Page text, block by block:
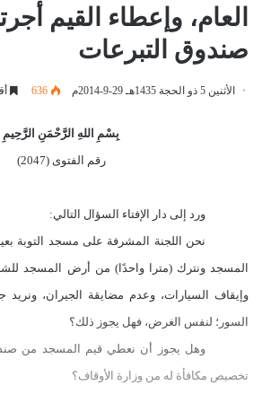
العام، وإعطاء القيم
صندوق التبرعات
الأثنين 5 ذو الحجة 1435هـ 29-9-2014م 636
بِسْمِ اللهِ الرَّحْمَنِ الرَّحِيمِ
رقم الفتوى (2047)
ورد إلى دار الإفتاء السؤال التالي:
نحن اللجنة المشرفة على مسجد التوبة
المسجد ونترك (مترا واحدًا) من أرض المسجد
وإيقاف السيارات، وعدم مضايقة الجيران، ونريد
السور؛ لنفس الغرض، فهل يجوز ذلك؟
وهل يجوز أن نعطي قيم المسجد من
تخصيص مكافأة له من وزارة الأوقاف؟